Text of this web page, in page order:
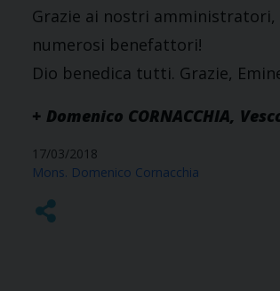
Grazie ai nostri
numerosi benefattori!
Dio benedica tutti. Grazie,
+ Domenico CORNACCHIA,
17/03/2018
Mons. Domenico Cornacchia